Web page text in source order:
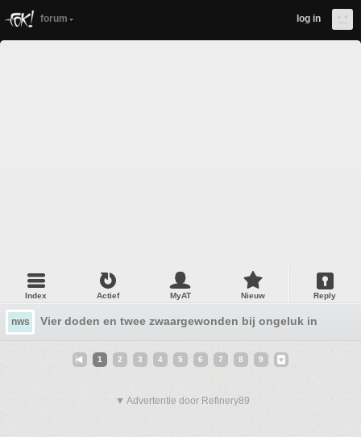
forum log in
Index Actief MyAT Nieuw Reply
nws Vier doden en twee zwaargewonden bij ongeluk in het
1 2 3 4 5 6 7 8 9
▼ Advertentie door Refinery89